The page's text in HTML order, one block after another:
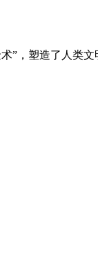
”，塑造了人类文